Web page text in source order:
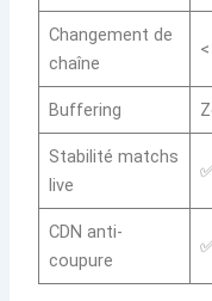
Changement de
chaîne
Buffering
Stabilité matchs
live
CDN anti-
coupure